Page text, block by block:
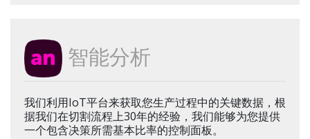
智能分析
我们利用IoT平台来获取您生产过程中的关键数据，根
据我们在切割流程上30年的经验，我们能够为您提供
一个包含决策所需基本比率的控制面板。